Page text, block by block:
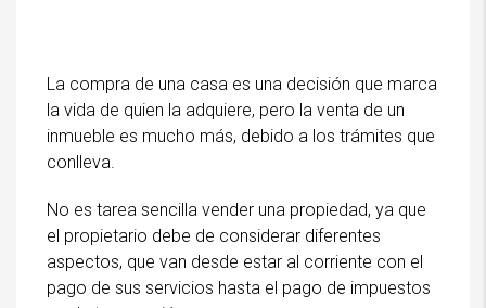
La compra de una casa es una decisión que marca
la vida de quien la adquiere, pero la venta de un
inmueble es mucho más, debido a los trámites que
conlleva.
No es tarea sencilla vender una propiedad, ya que
el propietario debe de considerar diferentes
aspectos, que van desde estar al corriente con el
pago de sus servicios hasta el pago de impuestos